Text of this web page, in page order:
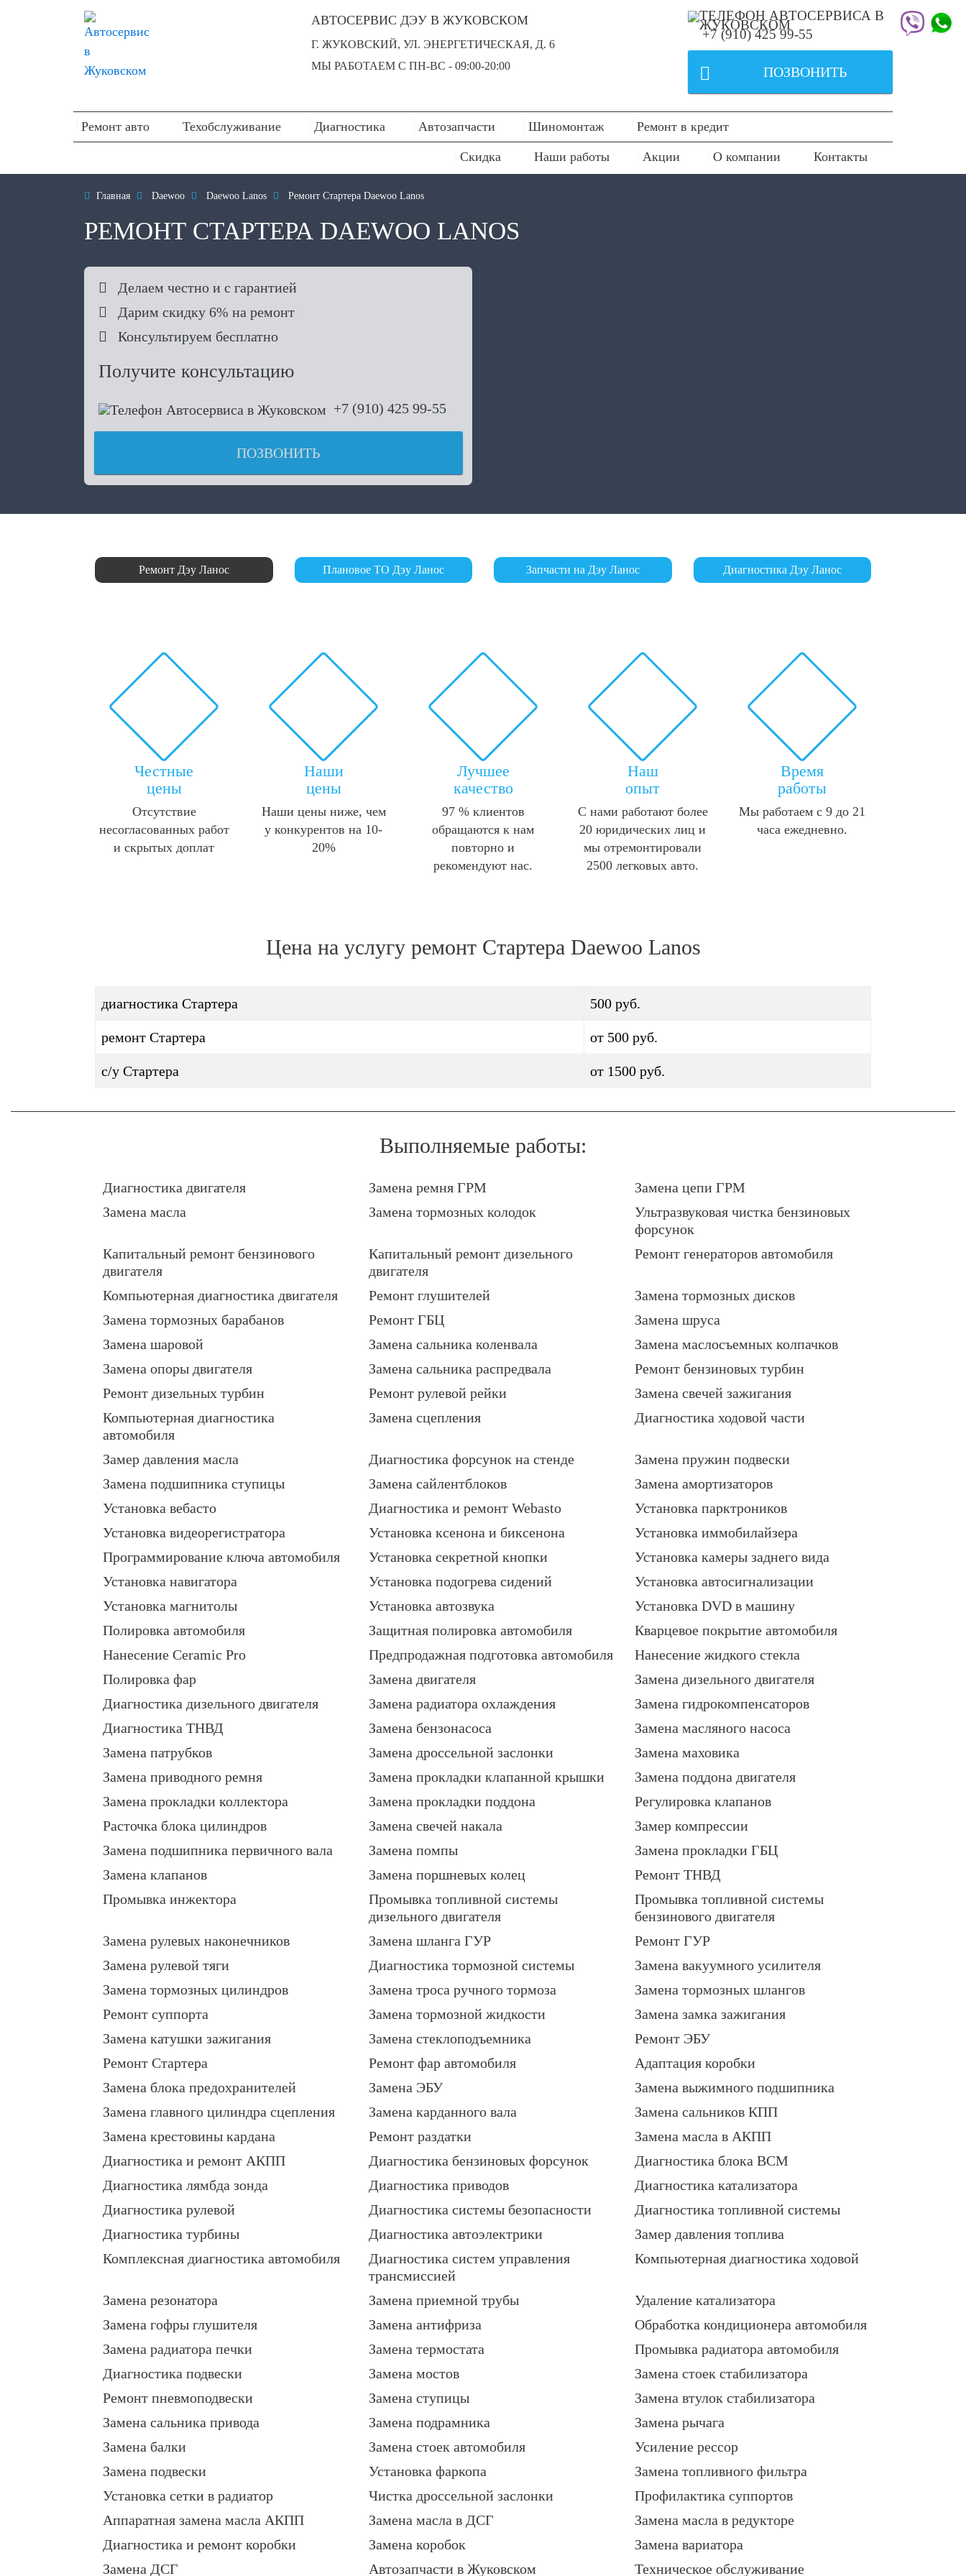
АВТОСЕРВИС ДЭУ В ЖУКОВСКОМ
Г. ЖУКОВСКИЙ, УЛ. ЭНЕРГЕТИЧЕСКАЯ, Д. 6
МЫ РАБОТАЕМ С ПН-ВC - 09:00-20:00
+7 (910) 425 99-55
 ПОЗВОНИТЬ
Ремонт авто Техобслуживание Диагностика Автозапчасти Шиномонтаж Ремонт в кредит
Скидка Наши работы Акции О компании Контакты
 Главная  Daewoo  Daewoo Lanos  Ремонт Стартера Daewoo Lanos
РЕМОНТ СТАРТЕРА DAEWOO LANOS
 Делаем честно и с гарантией
 Дарим скидку 6% на ремонт
 Консультируем бесплатно
Получите консультацию
+7 (910) 425 99-55
ПОЗВОНИТЬ
Ремонт Дэу Ланос Плановое ТО Дэу Ланос Запчасти на Дэу Ланос Диагностика Дэу Ланос
Честные
цены
Отсутствие
несогласованных работ
и скрытых доплат
Наши
цены
Наши цены ниже, чем
у конкурентов на 10-
20%
Лучшее
качество
97 % клиентов
обращаются к нам
повторно и
рекомендуют нас.
Наш
опыт
С нами работают более
20 юридических лиц и
мы отремонтировали
2500 легковых авто.
Время
работы
Мы работаем с 9 до 21
часа ежедневно.
Цена на услугу ремонт Стартера Daewoo Lanos
диагностика Стартера 500 руб.
ремонт Стартера от 500 руб.
с/у Стартера от 1500 руб.
Выполняемые работы:
Диагностика двигателя Замена ремня ГРМ
Замена цепи ГРМ
Замена масла
Замена тормозных колодок
Ультразвуковая чистка бензиновых
форсунок
Капитальный ремонт бензинового
двигателя
Капитальный ремонт дизельного
двигателя
Ремонт генераторов автомобиля
Компьютерная диагностика двигателя Ремонт глушителей
Замена тормозных дисков
Замена тормозных барабанов
Ремонт ГБЦ
Замена шруса
Замена шаровой
Замена сальника коленвала
Замена маслосъемных колпачков
Замена опоры двигателя
Замена сальника распредвала
Ремонт бензиновых турбин
Ремонт дизельных турбин
Ремонт рулевой рейки
Замена свечей зажигания
Компьютерная диагностика
автомобиля
Замена сцепления Диагностика ходовой части
Замер давления масла Диагностика форсунок на стенде
Замена пружин подвески
Замена подшипника ступицы
Замена сайлентблоков
Замена амортизаторов
Установка вебасто
Диагностика и ремонт Webasto
Установка парктроников
Установка видеорегистратора
Установка ксенона и биксенона
Установка иммобилайзера
Программирование ключа автомобиля
Установка секретной кнопки
Установка камеры заднего вида
Установка навигатора
Установка подогрева сидений
Установка автосигнализации
Установка магнитолы
Установка автозвука
Установка DVD в машину
Полировка автомобиля
Защитная полировка автомобиля
Кварцевое покрытие автомобиля
Нанесение Ceramic Pro
Предпродажная подготовка автомобиля
Нанесение жидкого стекла
Полировка фар
Замена двигателя
Замена дизельного двигателя
Диагностика дизельного двигателя
Замена радиатора охлаждения
Замена гидрокомпенсаторов
Диагностика ТНВД
Замена бензонасоса
Замена масляного насоса
Замена патрубков
Замена дроссельной заслонки
Замена маховика
Замена приводного ремня
Замена прокладки клапанной крышки
Замена поддона двигателя
Замена прокладки коллектора
Замена прокладки поддона
Регулировка клапанов
Расточка блока цилиндров
Замена свечей накала
Замер компрессии
Замена подшипника первичного вала
Замена помпы
Замена прокладки ГБЦ
Замена клапанов
Замена поршневых колец
Ремонт ТНВД
Промывка инжектора
Промывка топливной системы
дизельного двигателя
Промывка топливной системы
бензинового двигателя
Замена рулевых наконечников
Замена шланга ГУР
Ремонт ГУР
Замена рулевой тяги
Диагностика тормозной системы
Замена вакуумного усилителя
Замена тормозных цилиндров
Замена троса ручного тормоза
Замена тормозных шлангов
Ремонт суппорта
Замена тормозной жидкости
Замена замка зажигания
Замена катушки зажигания
Замена стеклоподъемника
Ремонт ЭБУ
Ремонт Стартера
Ремонт фар автомобиля
Адаптация коробки
Замена блока предохранителей
Замена ЭБУ
Замена выжимного подшипника
Замена главного цилиндра сцепления
Замена карданного вала
Замена сальников КПП
Замена крестовины кардана
Ремонт раздатки
Замена масла в АКПП
Диагностика и ремонт АКПП
Диагностика бензиновых форсунок
Диагностика блока BCM
Диагностика лямбда зонда
Диагностика приводов
Диагностика катализатора
Диагностика рулевой
Диагностика системы безопасности
Диагностика топливной системы
Диагностика турбины
Диагностика автоэлектрики
Замер давления топлива
Комплексная диагностика автомобиля
Диагностика систем управления
трансмиссией
Компьютерная диагностика ходовой
Замена резонатора Замена приемной трубы
Удаление катализатора
Замена гофры глушителя
Замена антифриза
Обработка кондиционера автомобиля
Замена радиатора печки
Замена термостата
Промывка радиатора автомобиля
Диагностика подвески
Замена мостов
Замена стоек стабилизатора
Ремонт пневмоподвески
Замена ступицы
Замена втулок стабилизатора
Замена сальника привода
Замена подрамника
Замена рычага
Замена балки
Замена стоек автомобиля
Усиление рессор
Замена подвески
Установка фаркопа
Замена топливного фильтра
Установка сетки в радиатор
Чистка дроссельной заслонки
Профилактика суппортов
Аппаратная замена масла АКПП
Замена масла в ДСГ
Замена масла в редукторе
Диагностика и ремонт коробки
Замена коробок
Замена вариатора
Замена ДСГ
Автозапчасти в Жуковском Техническое обслуживание